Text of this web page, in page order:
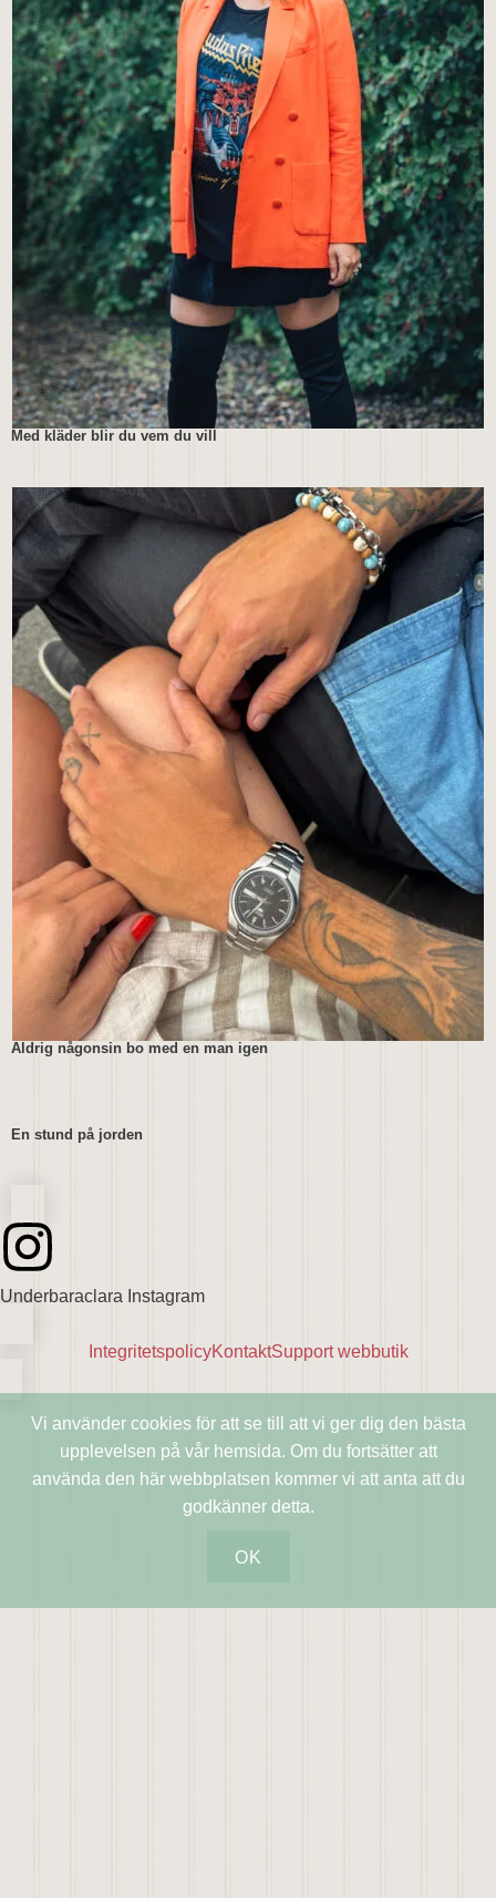
Med kläder blir du vem du vill
Aldrig någonsin bo med en man igen
En stund på jorden
Underbaraclara Instagram
IntegritetspolicyKontaktSupport webbutik
Vi använder cookies för att se till att vi ger dig den bästa
upplevelsen på vår hemsida. Om du fortsätter att
använda den här webbplatsen kommer vi att anta att du
godkänner detta.
OK